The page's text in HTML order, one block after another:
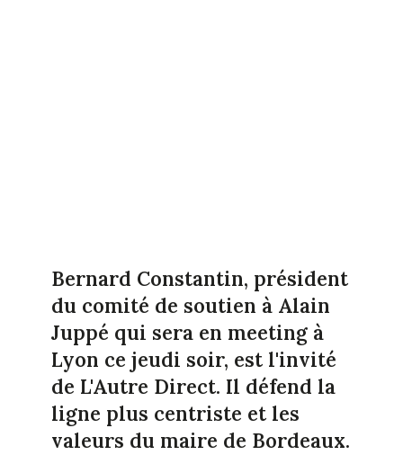
Bernard Constantin, président
du comité de soutien à Alain
Juppé qui sera en meeting à
Lyon ce jeudi soir, est l'invité
de L'Autre Direct. Il défend la
ligne plus centriste et les
valeurs du maire de Bordeaux.